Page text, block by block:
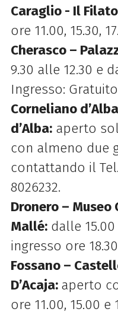
Caraglio - Il
ore 11.00, 15.30,
Cherasco –
9.30 alle 12.30 e
Ingresso: Gratuito
Corneliano
d’Alba: aperto
con almeno due
contattando il Tel.
8026232.
Dronero – Museo
Mallé: dalle
ingresso ore
Fossano –
D’Acaja: aperto
ore 11.00, 15.00